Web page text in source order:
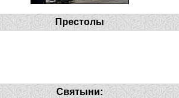
Престолы
Святыни: